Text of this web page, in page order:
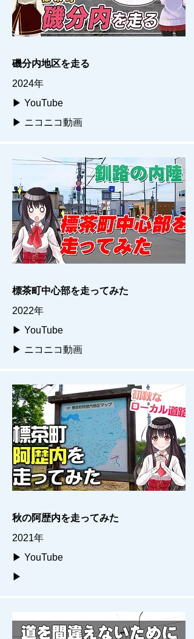
磯分内地区を走る
2024年
▶ YouTube
▶ ニコニコ動画
標茶町中心部を走ってみた
2022年
▶ YouTube
▶ ニコニコ動画
秋の阿歴内を走ってみた
2021年
▶ YouTube
▶